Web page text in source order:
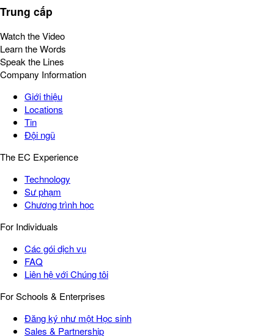
Trung cấp
Watch the Video
Learn the Words
Speak the Lines
Company Information
Giới thiệu
Locations
Tin
Đội ngũ
The EC Experience
Technology
Sư phạm
Chương trình học
For Individuals
Các gói dịch vụ
FAQ
Liên hệ với Chúng tôi
For Schools & Enterprises
Đăng ký như một Học sinh
Sales & Partnership